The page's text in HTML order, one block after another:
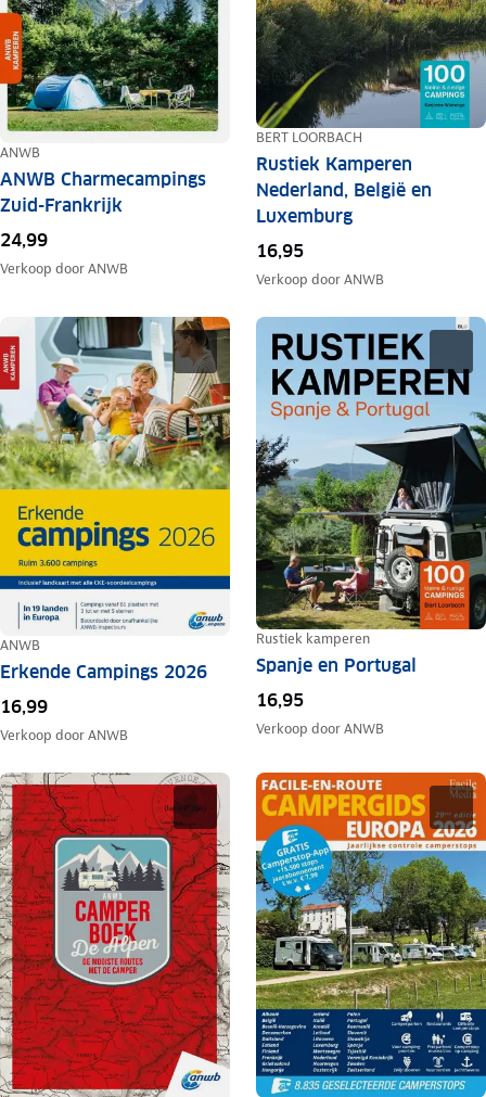
ANWB
ANWB Charmecampings
Zuid-Frankrijk
24,99
Verkoop doorANWB
BERT LOORBACH
Rustiek Kamperen
Nederland, België en
Luxemburg
16,95
Verkoop doorANWB
ANWB
Erkende Campings 2026
16,99
Verkoop doorANWB
Rustiek kamperen
Spanje en Portugal
16,95
Verkoop doorANWB